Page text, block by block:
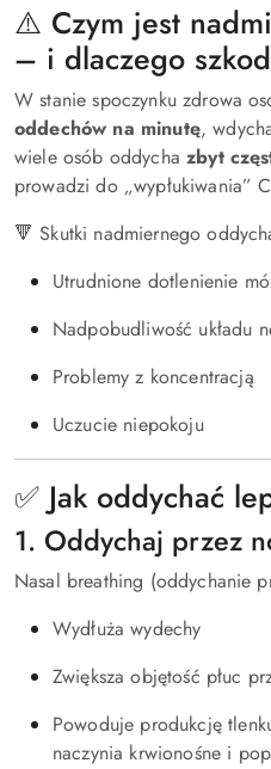
⚠️ Czym jest
– i dlaczego
W stanie spoczynku zdrowa
oddechów na minutę,
wiele osób oddychazbyt
prowadzi do „wypłukiwania”
🔻 Skutki nadmiernego
Utrudnione dotlenienie
Nadpobudliwość układu
Problemy z koncentracją
Uczucie niepokoju
✅ Jak oddychać
1. Oddychaj przez
Nasal breathing (oddychanie
Wydłuża wydechy
Zwiększa objętość płuc
Powoduje produkcję
naczynia krwionośne i